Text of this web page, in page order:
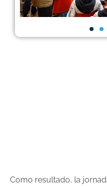
Como resultado, la